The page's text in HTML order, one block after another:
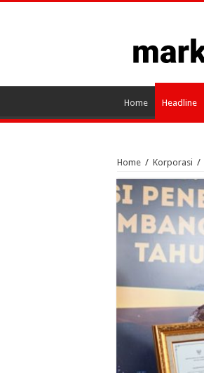
Home Headline
Home / Korporasi /